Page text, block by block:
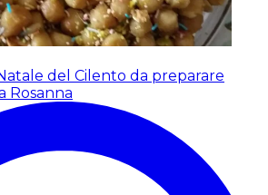
del Cilento da preparare
Rosanna